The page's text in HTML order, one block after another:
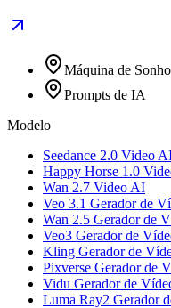
Máquina de
Prompts de IA
Modelo
Seedance 2.0 Video
Happy Horse 1.0
Wan 2.7 Video AI
Veo 3.1 Gerador de
Wan 2.5 Gerador de
Veo3 Gerador de
Kling Gerador de
Pixverse Gerador de
Vidu Gerador de
Luma Ray2 Gerador